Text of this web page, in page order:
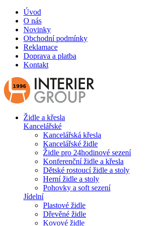
Úvod
O nás
Novinky
Obchodní podmínky
Reklamace
Doprava a platba
Kontakt
Židle a křesla
Kancelářské
Kancelářská křesla
Kancelářské židle
Židle pro 24hodinové sezení
Konferenční židle a křesla
Dětské rostoucí židle a stoly
Herní židle a stoly
Pohovky a soft sezení
Jídelní
Plastové židle
Dřevěné židle
Kovové židle